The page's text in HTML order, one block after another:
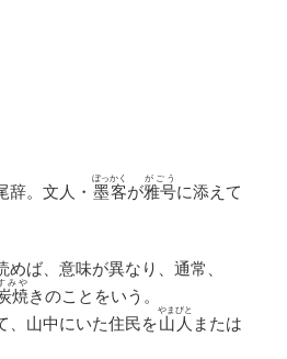
辞。文人・ 墨客
ぼっかく
が雅号
がごう
に添えて
ば、意味が異なり、通常、
焼
みや
きのことをいう。
、山中にいた住民を山人
やまびと
または